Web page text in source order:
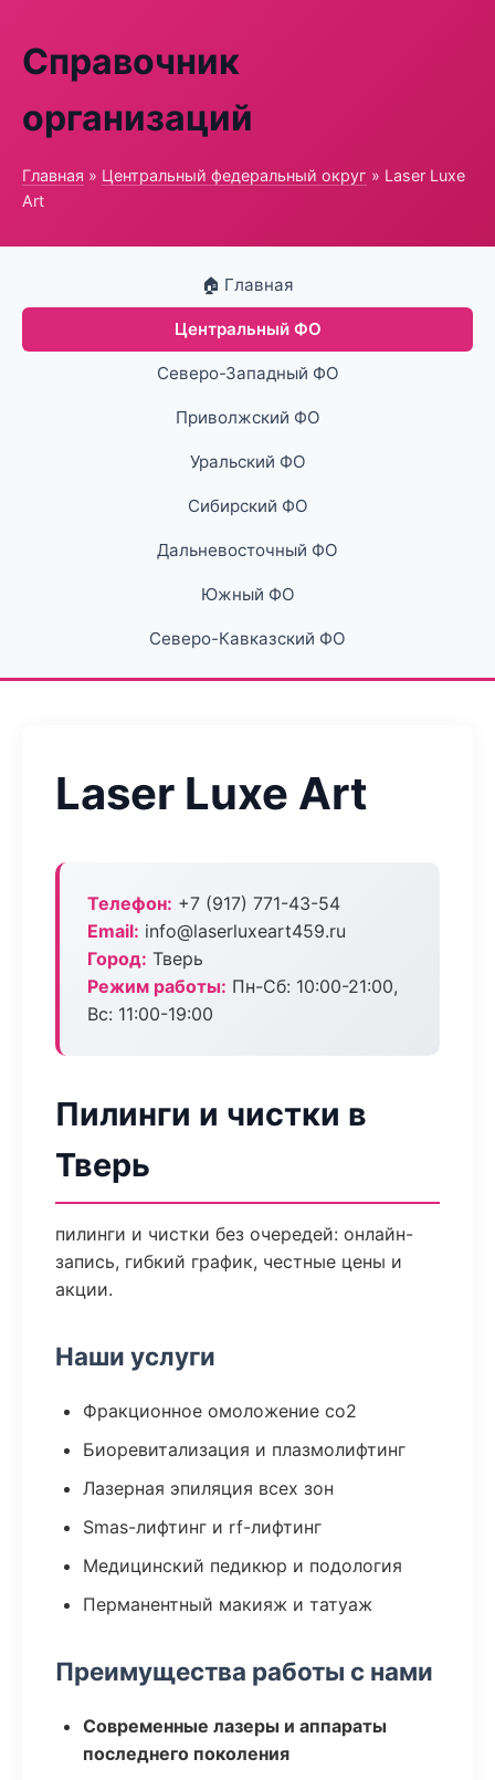
Справочник
организаций
Главная » Центральный федеральный округ » Laser Luxe
Art
🏠 Главная
Центральный ФО
Северо-Западный ФО
Приволжский ФО
Уральский ФО
Сибирский ФО
Дальневосточный ФО
Южный ФО
Северо-Кавказский ФО
Laser Luxe Art
Телефон: +7 (917) 771-43-54
Email: info@laserluxeart459.ru
Город: Тверь
Режим работы: Пн-Сб: 10:00-21:00,
Вс: 11:00-19:00
Пилинги и чистки в
Тверь
пилинги и чистки без очередей: онлайн-
запись, гибкий график, честные цены и
акции.
Наши услуги
Фракционное омоложение co2
Биоревитализация и плазмолифтинг
Лазерная эпиляция всех зон
Smas-лифтинг и rf-лифтинг
Медицинский педикюр и подология
Перманентный макияж и татуаж
Преимущества работы с нами
Современные лазеры и аппараты
последнего поколения